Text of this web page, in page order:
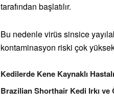
tarafından başlatılır.
Bu nedenle virüs sinsice
kontaminasyon riski çok
Kedilerde Kene Kaynaklı
Brazilian Shorthair Kedi Irkı ve